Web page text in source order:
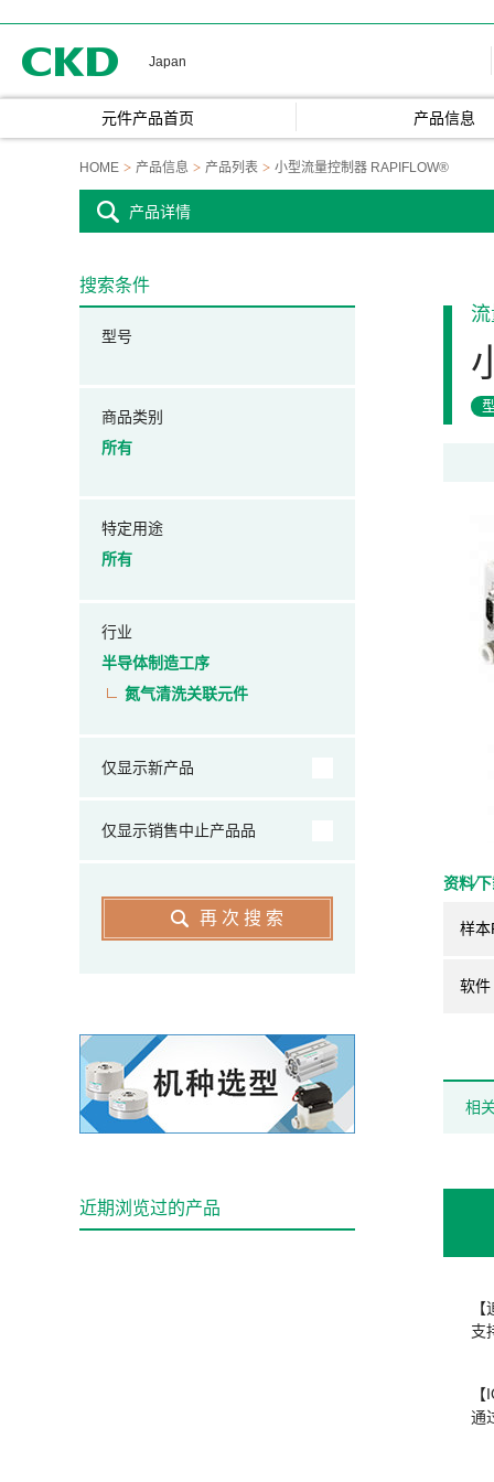
Japan
元件产品首页 产品信息
HOME 产品信息 产品列表 小型流量控制器 RAPIFLOW®
产品详情
资料⁄
样本
软件
相
支
通
搜索条件
型号
商品类别
所有
特定用途
所有
行业
半导体制造工序
氮气清洗关联元件
仅显示新产品
仅显示销售中止产品品
再次搜索
近期浏览过的产品